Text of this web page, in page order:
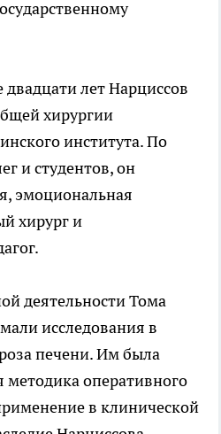
лет Нарциссов
хирургии
института. По
и студентов, он
эмоциональная
хирург и
деятельности Тома
исследования в
печени. Им была
методика оперативного
в клинической